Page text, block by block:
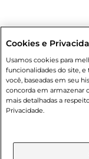
é o do carrinho de
confirmação de
de suspeita de
número de clientes
com preços
cliente. Os preços,
menores de 18 anos,
(Estatuto da Criança
Cookies e
Usamos cookies para
funcionalidades do site, e
você, baseadas em seu
concorda em armazenar
mais detalhadas a
Privacidade.